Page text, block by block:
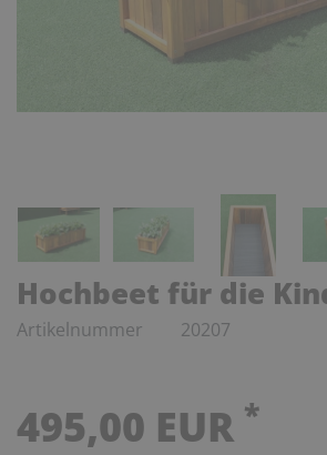
Hochbeet für die
Artikelnummer 20207
495,00 EUR *